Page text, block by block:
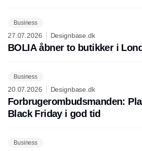
Business
27.07.2026 Designbase.dk
BOLIA åbner to butikker i
Business
20.07.2026 Designbase.dk
Forbrugerombudsmanden:
Black Friday i god tid
Business